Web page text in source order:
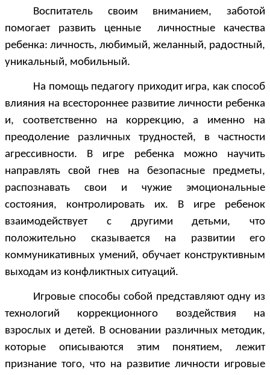
Воспитатель своим вниманием, заботой
помогает развить ценные личностные качества
ребенка: личность, любимый, желанный, радостный,
уникальный, мобильный.
На помощь педагогу приходит игра, как способ
влияния на всестороннее развитие личности ребенка
и, соответственно на коррекцию, а именно на
преодоление различных трудностей, в частности
агрессивности. В игре ребенка можно научить
направлять свой гнев на безопасные предметы,
распознавать свои и чужие эмоциональные
состояния, контролировать их. В игре ребенок
взаимодействует с другими детьми, что
положительно сказывается на развитии его
коммуникативных умений, обучает конструктивным
выходам из конфликтных ситуаций.
Игровые способы собой представляют одну из
технологий коррекционного воздействия на
взрослых и детей. В основании различных методик,
которые описываются этим понятием, лежит
признание того, что на развитие личности игровые